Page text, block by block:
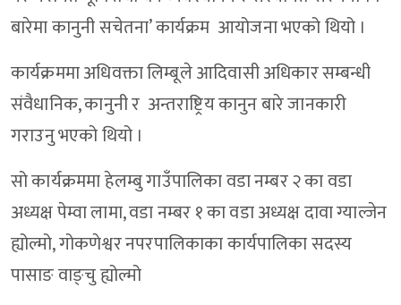
बारेमा कानुनी सचेतना’ कार्यक्रम आयोजना भएको थियो ।
कार्यक्रममा अधिवक्ता लिम्बूले आदिवासी अधिकार सम्बन्धी
संवैधानिक, कानुनी र अन्तराष्ट्रिय कानुन बारे जानकारी
गराउनु भएको थियो ।
सो कार्यक्रममा हेलम्बु गाउँपालिका वडा नम्बर २ का वडा
अध्यक्ष पेम्वा लामा, वडा नम्बर १ का वडा अध्यक्ष दावा ग्याल्जेन
ह्योल्मो, गोकणेश्वर नपरपालिकाका कार्यपालिका सदस्य
पासाङ वाङ्चु ह्योल्मो